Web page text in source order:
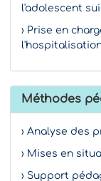
l'adolescent
› Prise en
Méthodes
› Analyse des
› Mises en
› Support